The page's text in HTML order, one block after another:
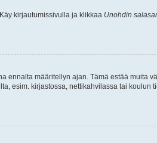
kirjautumissivulla ja klikkaa Unohdin
ennalta määritellyn ajan. Tämä estää muita
esim. kirjastossa, nettikahvilassa tai